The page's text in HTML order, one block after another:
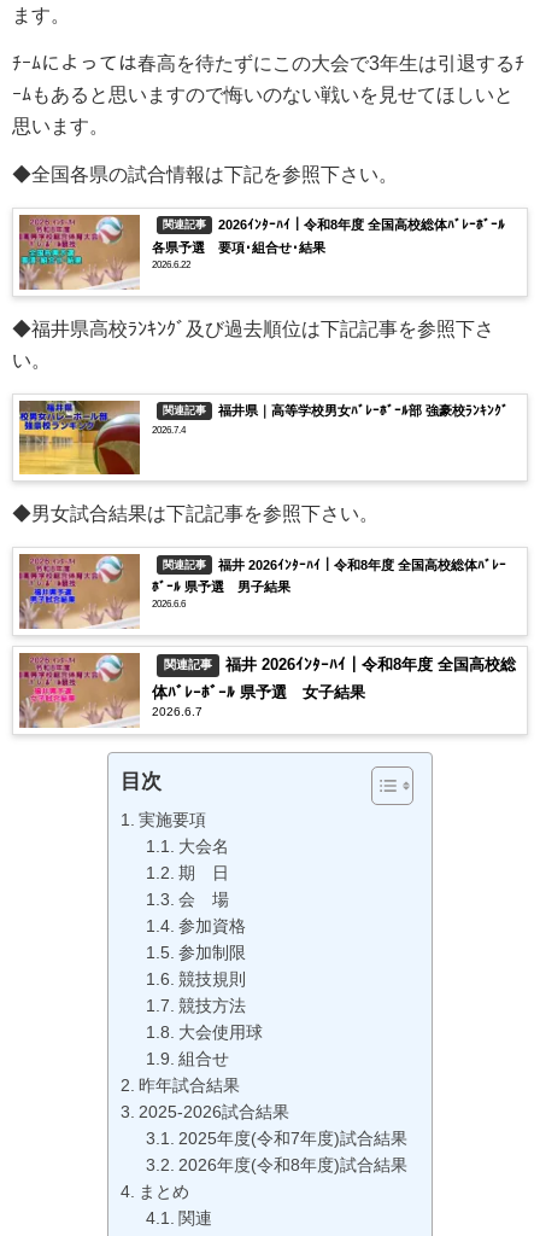
ます。
ﾁｰﾑによっては春高を待たずにこの大会で3年生は引退するﾁ
ｰﾑもあると思いますので悔いのない戦いを見せてほしいと
思います。
◆全国各県の試合情報は下記を参照下さい。
関連記事
2026ｲﾝﾀｰﾊｲ｜令和8年度 全国高校総体ﾊﾞﾚｰﾎﾞｰﾙ
各県予選 要項･組合せ･結果
2026.6.22
◆福井県高校ﾗﾝｷﾝｸﾞ及び過去順位は下記記事を参照下さ
い。
関連記事 福井県｜高等学校男女ﾊﾞﾚｰﾎﾞｰﾙ部 強豪校ﾗﾝｷﾝｸﾞ
2026.7.4
◆男女試合結果は下記記事を参照下さい。
関連記事
福井 2026ｲﾝﾀｰﾊｲ｜令和8年度 全国高校総体ﾊﾞﾚｰ
ﾎﾞｰﾙ 県予選 男子結果
2026.6.6
関連記事
福井 2026ｲﾝﾀｰﾊｲ｜令和8年度 全国高校総
体ﾊﾞﾚｰﾎﾞｰﾙ 県予選 女子結果
2026.6.7
目次
実施要項
大会名
期 日
会 場
参加資格
参加制限
競技規則
競技方法
大会使用球
組合せ
昨年試合結果
2025-2026試合結果
2025年度(令和7年度)試合結果
2026年度(令和8年度)試合結果
まとめ
関連